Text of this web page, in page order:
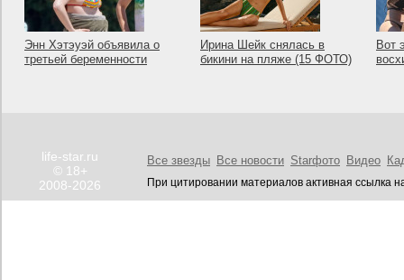
Энн Хэтэуэй объявила о
третьей беременности
Ирина Шейк снялась в
бикини на пляже (15 ФОТО)
Вот
life-star.ru
© 18+
2008-2026
Все звезды Все новости Starфото Видео
При цитировании материалов активная ссылка